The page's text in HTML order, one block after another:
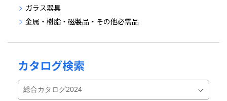
ガラス器具
金属・樹脂・磁製品・その他必需品
カタログ検索